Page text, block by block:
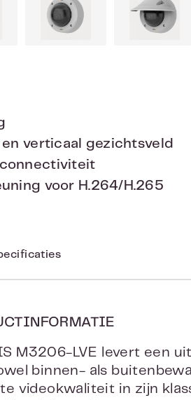
verticaal gezichtsveld
voor H.264/H.265
M3206-LVE levert een
binnen- als
videokwaliteit in zijn